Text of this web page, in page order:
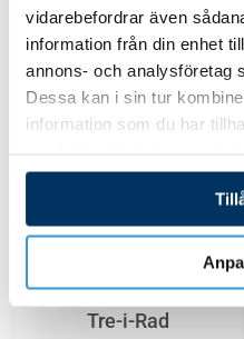
vidarebefordrar även
information från din enhet
annons- och analysföretag
Dessa kan i sin tur
information som du har
Bad och lek
Tre-i-Rad